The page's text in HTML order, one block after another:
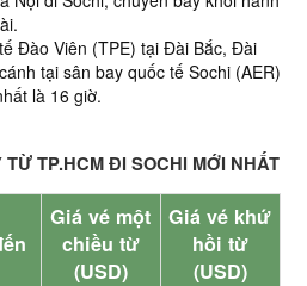
Đào Viên (TPE) tại Đài Bắc, Đài
tại sân bay quốc tế Sochi (AER)
là 16 giờ.
TP.HCM ĐI SOCHI MỚI NHẤT
Giá vé một
chiều từ
(USD)
Giá vé khứ
hồi từ
(USD)